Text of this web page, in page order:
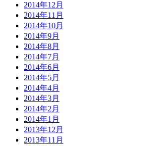
2014年12月
2014年11月
2014年10月
2014年9月
2014年8月
2014年7月
2014年6月
2014年5月
2014年4月
2014年3月
2014年2月
2014年1月
2013年12月
2013年11月